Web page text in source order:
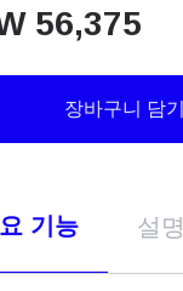
56,375
장바구니 담기
기능 설명